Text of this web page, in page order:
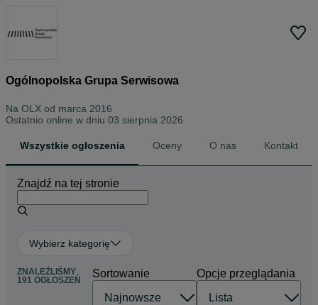
Ogólnopolska Grupa Serwisowa
Na OLX od marca 2016
Ostatnio online w dniu 03 sierpnia 2026
Wszystkie ogłoszenia Oceny O nas Kontakt
Znajdź na tej stronie
Wybierz kategorię
ZNALEŹLIŚMY
191 OGŁOSZEŃ
Sortowanie Opcje przeglądania